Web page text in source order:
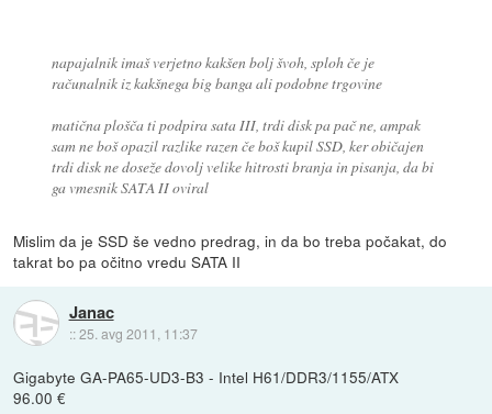
napajalnik imaš verjetno kakšen bolj švoh, sploh če je
računalnik iz kakšnega big banga ali podobne trgovine
matična plošča ti podpira sata III, trdi disk pa pač ne, ampak
sam ne boš opazil razlike razen če boš kupil SSD, ker običajen
trdi disk ne doseže dovolj velike hitrosti branja in pisanja, da bi
ga vmesnik SATA II oviral
Mislim da je SSD še vedno predrag, in da bo treba počakat, do
takrat bo pa očitno vredu SATA II
Janac
::25. avg 2011, 11:37
Gigabyte GA-PA65-UD3-B3 - Intel H61/DDR3/1155/ATX
96.00 €